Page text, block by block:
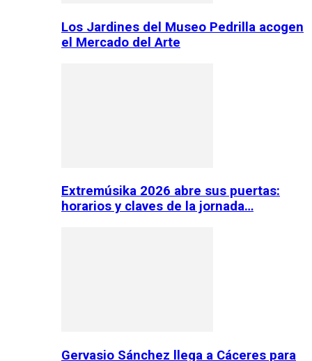
Los Jardines del Museo Pedrilla acogen
el Mercado del Arte
Extremúsika 2026 abre sus puertas:
horarios y claves de la jornada…
Gervasio Sánchez llega a Cáceres para